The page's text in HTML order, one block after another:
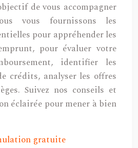
de vous accompagner
vous fournissons les
pour appréhender les
pour évaluer votre
identifier les
crédits, analyser les offres
Suivez nos conseils et
éclairée pour mener à bien
gratuite